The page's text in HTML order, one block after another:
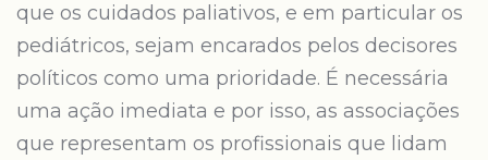
que os cuidados paliativos, e em particular os
pediátricos, sejam encarados pelos decisores
políticos como uma prioridade. É necessária
uma ação imediata e por isso, as associações
que representam os profissionais que lidam